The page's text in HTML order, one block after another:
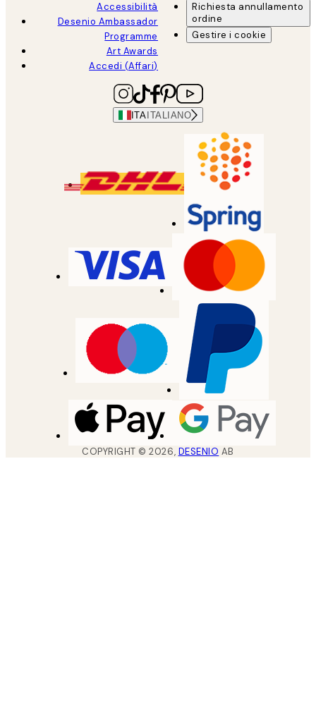
Accessibilità
Desenio Ambassador
Programme
Art Awards
Accedi (Affari)
Richiesta annullamento
ordine
Gestire i cookie
ITA ITALIANO
COPYRIGHT ©2026, DESENIO AB